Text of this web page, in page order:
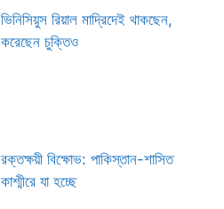
ভিনিসিয়ুস রিয়াল মাদ্রিদেই থাকছেন,
করেছেন চুক্তিও
রক্তক্ষয়ী বিক্ষোভ: পাকিস্তান-শাসিত
কাশ্মীরে যা হচ্ছে